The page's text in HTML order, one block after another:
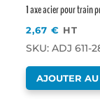
1 axe acier pour train
2,67€ HT
SKU: ADJ 611-
AJOUTER